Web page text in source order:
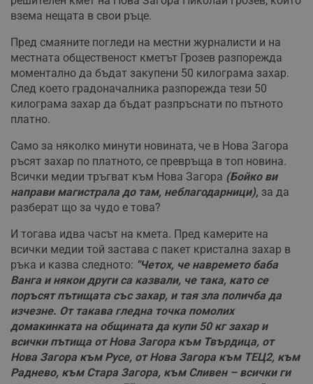
взема нещата в свои ръце.
Пред смаяните погледи на местни журналисти и на
местната общественост кметът Грозев разпорежда
моментално да бъдат закупени 50 килограма захар.
След което градоначалника разпорежда тези 50
килограма захар да бъдат разпръснати по пътното
платно.
Само за няколко минути новината, че в Нова Загора
ръсят захар по платното, се превръща в топ новина.
Всички медии тръгват към Нова Загора (Бойко ви
направи магистрала до там, неблагодарници), за да
разберат що за чудо е това?
И тогава идва часът на кмета. Пред камерите на
всички медии той застава с пакет кристална захар в
ръка и казва следното: "Четох, че навремето баба
Ванга и някои други са казвали, че така, като се
поръсят пътищата със захар, и тая зла поличба да
изчезне. От такава гледна точка помолих
домакинката на общината да купи 50 кг захар и
всички пътища от Нова Загора към Твърдица, от
Нова Загора към Русе, от Нова Загора към ТЕЦ2, към
Раднево, към Стара Загора, към Сливен – всички ги